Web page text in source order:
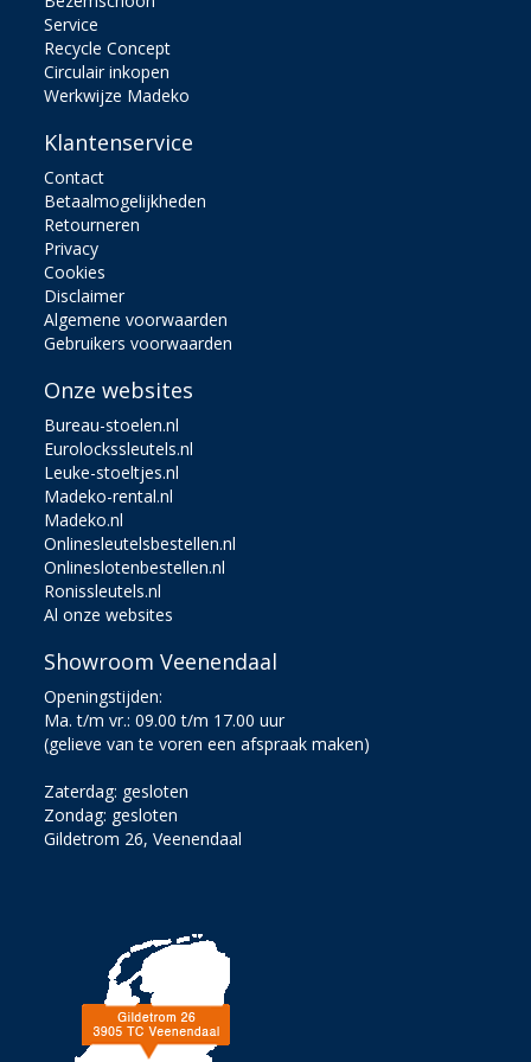
Service
Recycle Concept
Circulair inkopen
Werkwijze Madeko
Klantenservice
Contact
Betaalmogelijkheden
Retourneren
Privacy
Cookies
Disclaimer
Algemene voorwaarden
Gebruikers voorwaarden
Onze websites
Bureau-stoelen.nl
Eurolockssleutels.nl
Leuke-stoeltjes.nl
Madeko-rental.nl
Madeko.nl
Onlinesleutelsbestellen.nl
Onlineslotenbestellen.nl
Ronissleutels.nl
Al onze websites
Showroom Veenendaal
Openingstijden:
Ma. t/m vr.: 09.00 t/m 17.00 uur
(gelieve van te voren een afspraak maken)
Zaterdag: gesloten
Zondag: gesloten
Gildetrom 26, Veenendaal